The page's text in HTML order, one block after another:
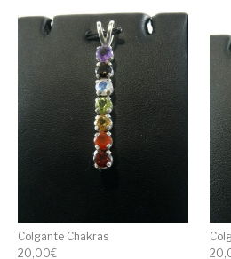
Colgante Chakras
20,00€